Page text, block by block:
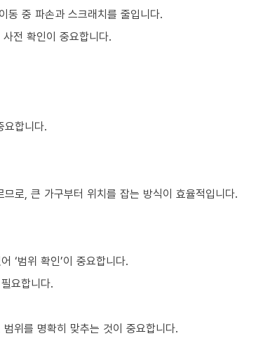
동 중 파손과 스크래치를 줄입니다.
전 확인이 중요합니다.
요합니다.
로, 큰 가구부터 위치를 잡는 방식이 효율적입니다.
‘범위 확인’이 중요합니다.
요합니다.
위를 명확히 맞추는 것이 중요합니다.